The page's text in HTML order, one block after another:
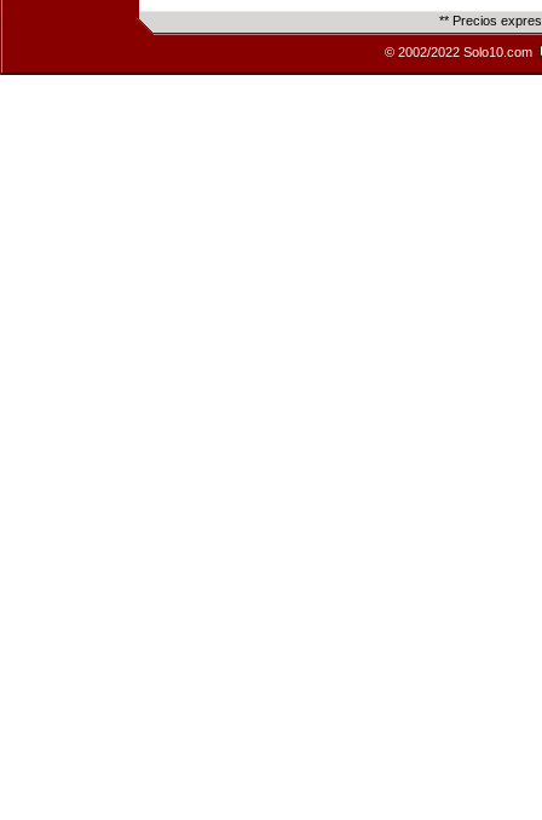
** Precios
© 2002/2022 Solo10.com